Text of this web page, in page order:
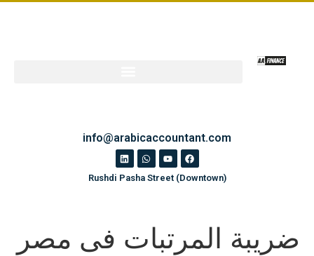
info@arabicaccountant.com
Rushdi Pasha Street (Downtown)
ضريبة المرتبات فى مصر